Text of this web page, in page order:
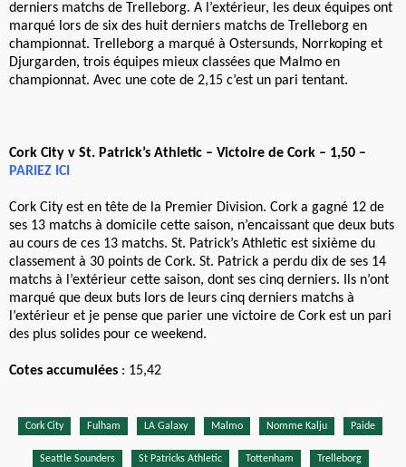
derniers matchs de Trelleborg. A l’extérieur, les deux équipes ont
marqué lors de six des huit derniers matchs de Trelleborg en
championnat. Trelleborg a marqué à Ostersunds, Norrkoping et
Djurgarden, trois équipes mieux classées que Malmo en
championnat. Avec une cote de 2,15 c’est un pari tentant.
Cork City v St. Patrick’s Athletic – Victoire de Cork – 1,50 –
PARIEZ ICI
Cork City est en tête de la Premier Division. Cork a gagné 12 de
ses 13 matchs à domicile cette saison, n’encaissant que deux buts
au cours de ces 13 matchs. St. Patrick’s Athletic est sixième du
classement à 30 points de Cork. St. Patrick a perdu dix de ses 14
matchs à l’extérieur cette saison, dont ses cinq derniers. Ils n’ont
marqué que deux buts lors de leurs cinq derniers matchs à
l’extérieur et je pense que parier une victoire de Cork est un pari
des plus solides pour ce weekend.
Cotes accumulées : 15,42
Cork City Fulham LA Galaxy Malmo Nomme Kalju Paide
Seattle Sounders St Patricks Athletic Tottenham Trelleborg